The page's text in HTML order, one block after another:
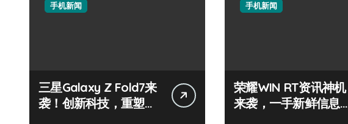
手机新闻
三星Galaxy Z Fold7来
袭！创新科技，重塑手
手机新闻
荣耀WIN RT资讯神机
来袭，一手新鲜信息速